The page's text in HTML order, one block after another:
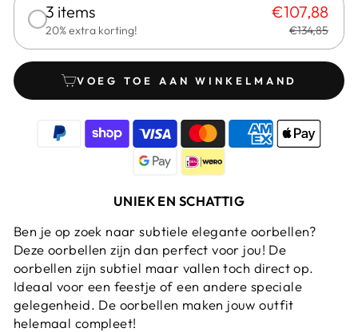
3 items
20% extra korting!
€107,88
€134,85
VOEG TOE AAN WINKELMAND
UNIEK EN SCHATTIG
Ben je op zoek naar subtiele elegante oorbellen?
Deze oorbellen zijn dan perfect voor jou! De
oorbellen zijn subtiel maar vallen toch direct op.
Ideaal voor een feestje of een andere speciale
gelegenheid. De oorbellen maken jouw outfit
helemaal compleet!